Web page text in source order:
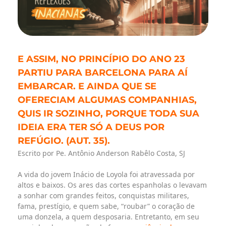
E ASSIM, NO PRINCÍPIO DO ANO 23
PARTIU PARA BARCELONA PARA AÍ
EMBARCAR. E AINDA QUE SE
OFERECIAM ALGUMAS COMPANHIAS,
QUIS IR SOZINHO, PORQUE TODA SUA
IDEIA ERA TER SÓ A DEUS POR
REFÚGIO. (AUT. 35).
Escrito por Pe. Antônio Anderson Rabêlo Costa, SJ
A vida do jovem Inácio de Loyola foi atravessada por
altos e baixos. Os ares das cortes espanholas o levavam
a sonhar com grandes feitos, conquistas militares,
fama, prestígio, e quem sabe, “roubar” o coração de
uma donzela, a quem desposaria. Entretanto, em seu